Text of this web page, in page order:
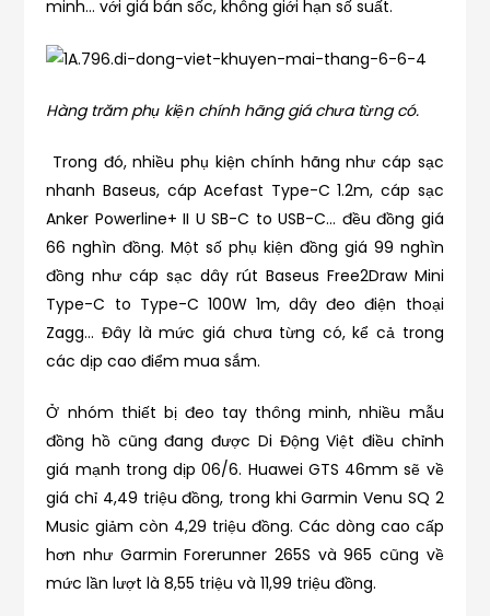
minh… với giá bán sốc, không giới hạn số suất.
Hàng trăm phụ kiện chính hãng giá chưa từng có.
Trong đó, nhiều phụ kiện chính hãng như cáp sạc
nhanh Baseus, cáp Acefast Type-C 1.2m, cáp sạc
Anker Powerline+ II U SB-C to USB-C… đều đồng giá
66 nghìn đồng. Một số phụ kiện đồng giá 99 nghìn
đồng như cáp sạc dây rút Baseus Free2Draw Mini
Type-C to Type-C 100W 1m, dây đeo điện thoại
Zagg… Đây là mức giá chưa từng có, kể cả trong
các dịp cao điểm mua sắm.
Ở nhóm thiết bị đeo tay thông minh, nhiều mẫu
đồng hồ cũng đang được Di Động Việt điều chỉnh
giá mạnh trong dịp 06/6. Huawei GTS 46mm sẽ về
giá chỉ 4,49 triệu đồng, trong khi Garmin Venu SQ 2
Music giảm còn 4,29 triệu đồng. Các dòng cao cấp
hơn như Garmin Forerunner 265S và 965 cũng về
mức lần lượt là 8,55 triệu và 11,99 triệu đồng.